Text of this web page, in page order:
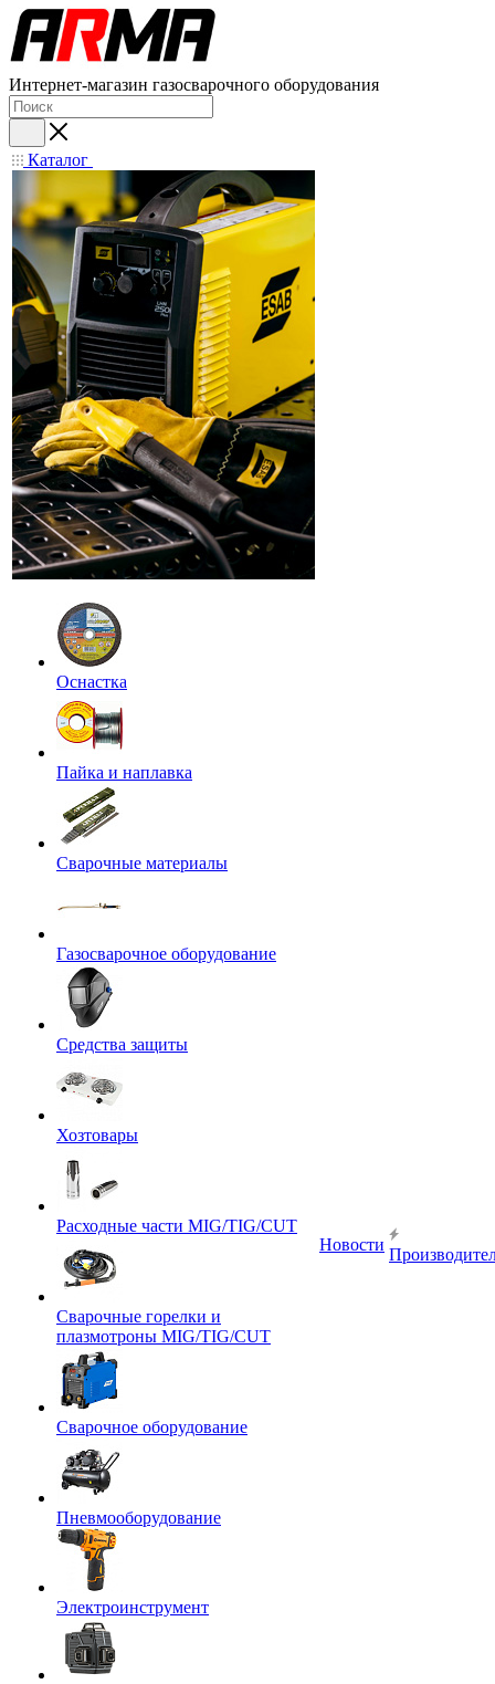
Интернет-магазин газосварочного оборудования
Каталог
Оснастка
Пайка и наплавка
Сварочные материалы
Газосварочное оборудование
Средства защиты
Хозтовары
Расходные части MIG/TIG/CUT
Сварочные горелки и
плазмотроны MIG/TIG/CUT
Сварочное оборудование
Пневмооборудование
Электроинструмент
Новости